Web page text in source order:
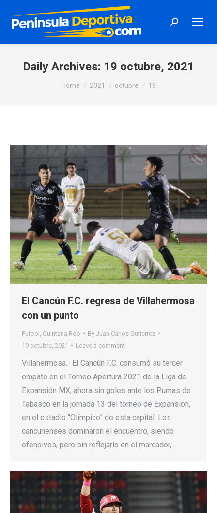
Search:
Daily Archives: 19 octubre, 2021
You are here:
Home 2021 octubre 19
El Cancún F.C. regresa de Villahermosa
con un punto
Futbol Quintana Roo By Juan Carlos Gutierrez
19 octubre, 2021
Leave a comment
Villahermosa.- El Cancún F.C. consumó su tercer
empate en el Torneo Apertura 2021 de la Liga de
Expansión MX, ahora sin goles ante los Pumas de
Tabasco en la jornada 13 del torneo de Expansión,
en el estadio “Olímpico” de esta capital. Los
cancunenses dominaron el encuentro, siendo
ofensivos, pero sin reflejarlo en el marcador,…